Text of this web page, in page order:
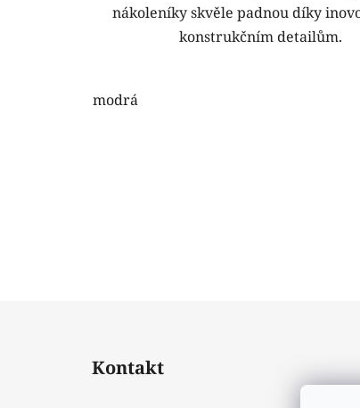
nákoleníky skvěle padnou díky
konstrukčním detailům.
modrá
Kontakt